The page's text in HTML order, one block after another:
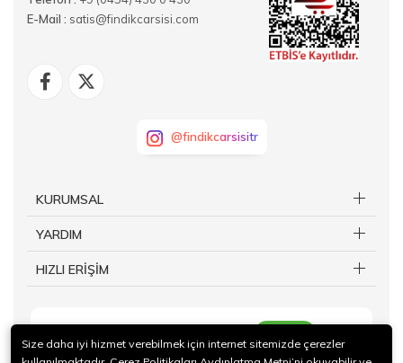
E-Mail : satis@findikcarsisi.com
@findikcarsisitr
KURUMSAL
YARDIM
HIZLI ERİŞİM
Size daha iyi hizmet verebilmek için internet sitemizde çerezler